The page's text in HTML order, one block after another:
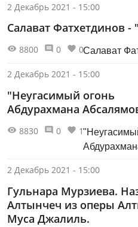
2 Декабрь 2021 - 15:00
Салават Фатхетдинов
Салават
8800 0 0
2 Декабрь 2021 - 15:00
"Неугасимый огонь
Абдурахмана
8830 0 1
2 Декабрь 2021 - 15:00
Гульнара Мурзиева.
Алтынчеч из оперы
Муса Джалиль.